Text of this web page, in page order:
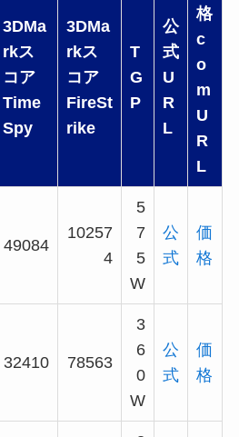
3DMa
rkス
コア
Time
Spy
3DMa
rkス
コア
FireSt
rike
T
G
P
公
式
U
R
L
格
c
o
m
U
R
L
49084
10257
4
5
7
5
W
公
式
価
格
32410 78563
3
6
0
W
公
式
価
格